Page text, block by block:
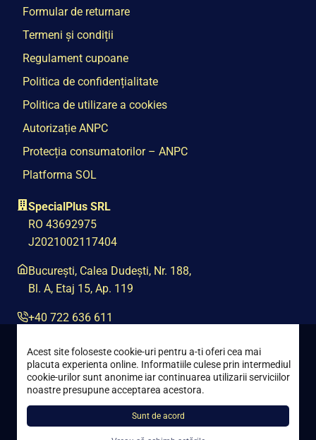
Formular de returnare
Termeni și condiții
Regulament cupoane
Politica de confidențialitate
Politica de utilizare a cookies
Autorizație ANPC
Protecția consumatorilor – ANPC
Platforma SOL
SpecialPlus SRL
RO 43692975
J2021002117404
București, Calea Dudești, Nr. 188,
Bl. A, Etaj 15, Ap. 119
+40 722 636 611
contact@special-plus.ro
Acest site foloseste cookie-uri pentru a-ti oferi cea mai
placuta experienta online. Informatiile culese prin intermediul
cookie-urilor sunt anonime iar continuarea utilizarii serviciilor
noastre presupune acceptarea acestora.
Sunt de acord